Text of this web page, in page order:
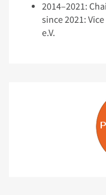
2014–2021:
since 2021:
e.V.